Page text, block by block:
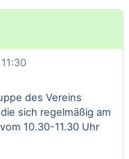
des Vereins
sich regelmäßig am
10.30-11.30 Uhr